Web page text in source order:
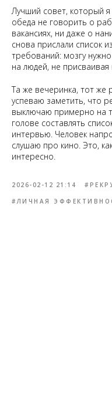
Лучший совет, который
обеда не говорить о
вакансиях, ни даже о
снова прислали список
требований: мозгу
на людей, не присваивая
Та же вечеринка, тот же
успеваю заметить, что
выключаю примерно на
голове составлять
интервью. Человек
слушаю про кино. Это,
интересно.
2026-02-12 21:14
#ЛИЧНАЯ